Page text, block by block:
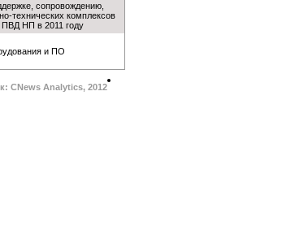
сопровождению,
технических комплексов
ПВД НП в 2011 году
и ПО
CNews Analytics, 2012